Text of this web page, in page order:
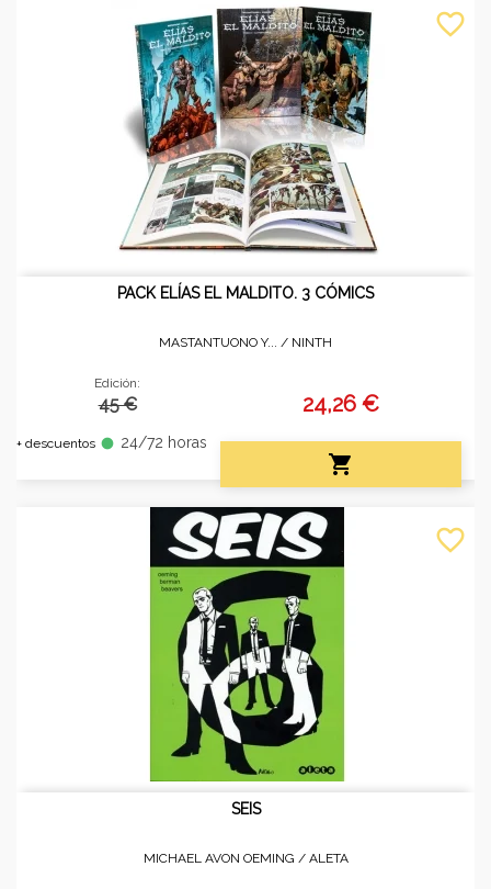
PACK ELÍAS EL MALDITO. 3 CÓMICS
MASTANTUONO Y... / NINTH
Edición:
45 €
+ descuentos fiber_manual_record 24/72 horas
24,26 €

favorite_border
SEIS
MICHAEL AVON OEMING / ALETA
favorite_border